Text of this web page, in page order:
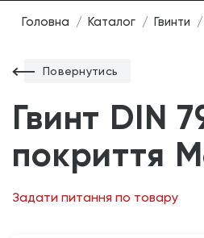
Головна Каталог Гвинти
Повернутись
Гвинт DIN
покриття
Задати питання по товару